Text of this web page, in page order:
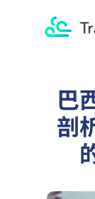
巴
剖